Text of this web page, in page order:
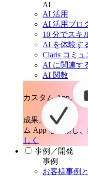
AI
AI 活用
AI 活用ブロ
10 分でスキ
AI を体験す
Claris コミュ
AI に関連す
AI 関数
カスタム App。
成果。
ム App を構築し
しく
事例／開発
事例
お客様事例